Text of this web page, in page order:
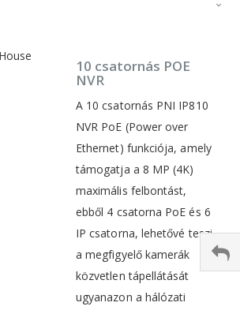
10 csatornás POE
NVR
A 10 csatornás PNI IP810
NVR PoE (Power over
Ethernet) funkciója, amely
támogatja a 8 MP (4K)
maximális felbontást,
ebből 4 csatorna PoE és 6
IP csatorna, lehetővé teszi
a megfigyelő kamerák
közvetlen tápellátását
ugyanazon a hálózati